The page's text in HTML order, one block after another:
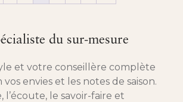
du sur-mesure
et votre conseillère complète
envies et les notes de saison.
l’écoute, le savoir-faire et